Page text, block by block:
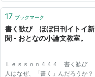
抱えている父親も増えているとい
のに、まったく男...
17 ブックマーク
書く歓び ほぼ日刊イトイ新
聞 - おとなの小論文教室。
Ｌｅｓｓｏｎ４４４ 書く歓び
人はなぜ、「書く」んだろうか？